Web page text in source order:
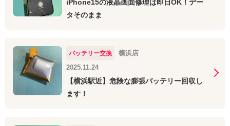
iPhone15の液晶画面修理は即日OK！デー
タそのまま
バッテリー交換
横浜店
2025.11.24
【横浜駅近】危険な膨張バッテリー回収し
ます！